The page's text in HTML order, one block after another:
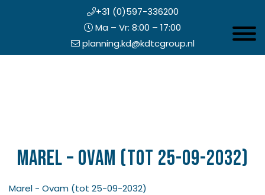
+31 (0)597-336200
Ma – Vr: 8:00 – 17:00
planning.kd@kdtcgroup.nl
Marel – Ovam (tot 25-09-2032)
Marel - Ovam (tot 25-09-2032)